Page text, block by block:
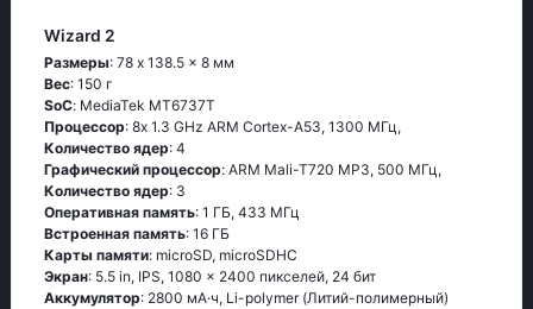
Wizard 2
Размеры: 78 x 138.5 x 8 мм
Вес: 150 г
SoC: МеdiаТеk МТ6737Т
Процессор: 8х 1.3 GНz АRМ Соrtех-А53, 1300 МГц,
Количество ядер: 4
Графический процессор: ARM Mali-T720 MP3, 500 МГц,
Количество ядер: 3
Оперативная память: 1 ГБ, 433 МГц
Встроенная память: 16 ГБ
Карты памяти: microSD, microSDHC
Экран: 5.5 in, IPS, 1080 x 2400 пикселей, 24 бит
Аккумулятор: 2800 мА·ч, Li-polymer (Литий-полимерный)